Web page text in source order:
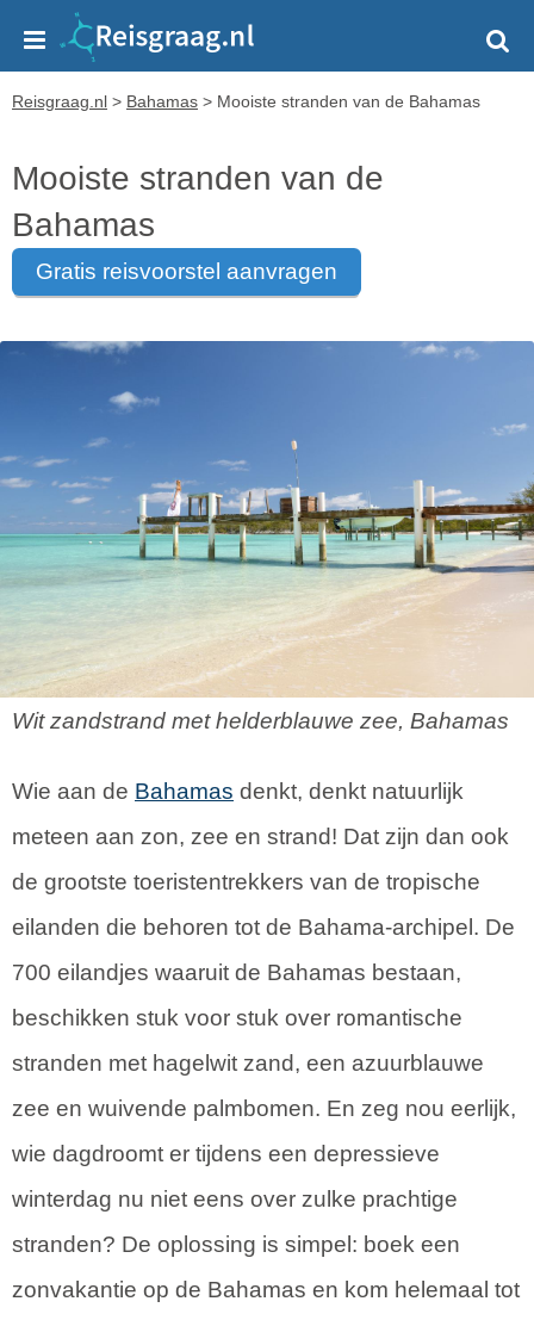
Reisgraag.nl > Bahamas > Mooiste stranden van de Bahamas
Mooiste stranden van de
Bahamas
gratis reisvoorstel aanvragen
Wit zandstrand met helderblauwe zee, Bahamas
Wie aan de Bahamas denkt, denkt natuurlijk
meteen aan zon, zee en strand! Dat zijn dan ook
de grootste toeristentrekkers van de tropische
eilanden die behoren tot de Bahama-archipel. De
700 eilandjes waaruit de Bahamas bestaan,
beschikken stuk voor stuk over romantische
stranden met hagelwit zand, een azuurblauwe
zee en wuivende palmbomen. En zeg nou eerlijk,
wie dagdroomt er tijdens een depressieve
winterdag nu niet eens over zulke prachtige
stranden? De oplossing is simpel: boek een
zonvakantie op de Bahamas en kom helemaal tot